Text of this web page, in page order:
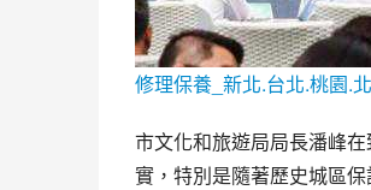
修理保養_新北.台北.桃園.
市文化和旅遊局局長潘峰
實，特別是隨著歷史城區